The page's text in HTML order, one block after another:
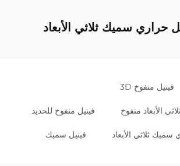
حراري سميك ثلاثي الأبعاد
فينيل منفوخ 3D
الأبعاد منفوخ فينيل منفوخ للحديد
سميك ثلاثي الأبعاد فينيل سميك